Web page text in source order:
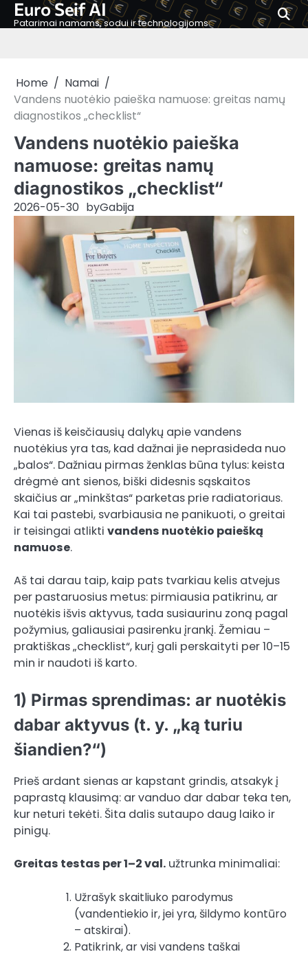
SkipEuro Seif AI
Patarimai namams, sodui ir technologijoms
Home
Namai
Vandens nuotėkio paieška namuose: greitas namų
diagnostikos „checklist“
Vandens nuotėkio paieška
namuose: greitas namų
diagnostikos „checklist“
2026-05-30 byGabija
Vienas iš keisčiausių dalykų apie vandens
nuotėkius yra tas, kad dažnai jie neprasideda nuo
„balos“. Dažniau pirmas ženklas būna tylus: keista
drėgmė ant sienos, biški didesnis sąskaitos
skaičius ar „minkštas“ parketas prie radiatoriaus.
Kai tai pastebi, svarbiausia ne panikuoti, o greitai
ir teisingai atlikti vandens nuotėkio paiešką
namuose.
Aš tai darau taip, kaip pats tvarkiau kelis atvejus
per pastaruosius metus: pirmiausia patikrinu, ar
nuotėkis išvis aktyvus, tada susiaurinu zoną pagal
požymius, galiausiai pasirenku įrankį. Žemiau –
praktiškas „checklist“, kurį gali perskaityti per 10–15
min ir naudoti iš karto.
1) Pirmas sprendimas: ar nuotėkis
dabar aktyvus (t. y. „ką turiu
šiandien?“)
Prieš ardant sienas ar kapstant grindis, atsakyk į
paprastą klausimą: ar vanduo dar dabar teka ten,
kur neturi tekėti. Šita dalis sutaupo daug laiko ir
pinigų.
Greitas testas per 1–2 val. užtrunka minimaliai:
Užrašyk skaitliuko parodymus
(vandentiekio ir, jei yra, šildymo kontūro
– atskirai).
Patikrink, ar visi vandens taškai